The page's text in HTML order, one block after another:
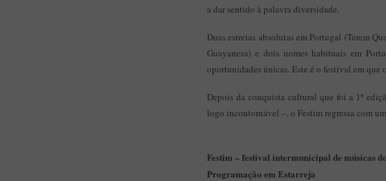
a dar sentido à palavra diversidade.
Duas estreias absolutas em Portugal (Terem
Guayanesa) e dois nomes habituais em
oportunidades únicas. Este é o festival em que
Depois da conquista cultural que foi a 1ª
logo incontornável –, o Festim regressa com
Festim – festival intermunicipal de músicas
Programação em Estarreja